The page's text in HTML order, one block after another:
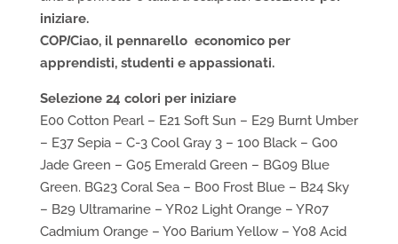
iniziare.
COPICiao, il pennarello economico per
apprendisti, studenti e appassionati.
Selezione 24 colori per iniziare
E00 Cotton Pearl – E21 Soft Sun – E29 Burnt Umber
– E37 Sepia – C-3 Cool Gray 3 – 100 Black – G00
Jade Green – G05 Emerald Green – BG09 Blue
Green. BG23 Coral Sea – B00 Frost Blue – B24 Sky
– B29 Ultramarine – YR02 Light Orange – YR07
Cadmium Orange – Y00 Barium Yellow – Y08 Acid